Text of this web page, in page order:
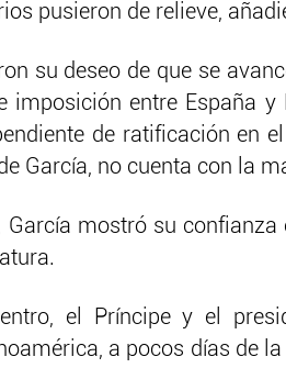
pusieron de relieve,
su deseo de que se
imposición entre España
de ratificación en
García, no cuenta con la
García mostró su
el Príncipe y el
a pocos días de